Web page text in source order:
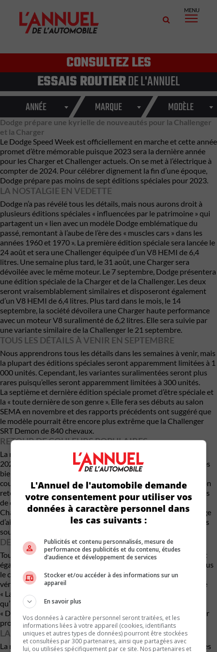
MENU
CONSULTEZ LES
ESSAIS ROUTIERDE L'ANNUEL
ANNÉE MARQUE MODÈLE
Dodge prépare une kyrielle de nouveautés pour la Challenger
et la Charger
Le Dodge Speed Week est officiellement en marche et cette année
promet d’être mémorable puisque 2023 sera la dernière année
pour les Charger et Challenger actuels. On se met à l’électrique à
compter de 2024. Pour célébrer dignement la fin d’une époque,
Dodge prépare pas moins de sept éditions spéciales pour 2023.
LA NOSTALGIE EN VEDETTE
Dodge n’a pas révélé tous les détails, mais nous aurons droit à
plusieurs éditions spéciales « influencées par le patrimoine » qui
partagent un « lien avec un modèle Dodge emblématique du
passé, remontant à l’aube de l’ère des « muscles cars » dans les
années 1960 et 1970 ». La première édition spéciale sera lancée le
24 août et sera une Challenger équipée d’un V8 HEMI de 6,4
litres. Une semaine plus tard, le 31 août, une Charger sera
dévoilée avec le même moteur. Le 7 septembre, Dodge présentera
une édition spéciale de la Charger et de la Challenger. Les deux
seront vraisemblablement similaires et disposeront également
d’un V8 HEMI de 6,4 litres. Plus tard dans le mois, le 14
septembre, la société dévoilera une Charger haute performance
avec un moteur V8 suralimenté de 6,2 litres. Elle sera suivie par
une variante similaire de la Challenger le 21 septembre.
TOUS LES DÉTAILS À VENIR EN SEPTEMBRE
Nous apprendrons tous les détails dans les semaines à venir, mais
la plupart des éditions spéciales seront apparemment limitées à 1
000 unités. Cependant, les variantes suralimentées seront plus
rares puisqu’elles seront apparemment limitées à 300 unités.
La septième et dernière édition spéciale promet d’être spéciale et
la « toute dernière de son genre ». Elle fera ses débuts au salon
SEMA en novembre et des rapports précédents ont suggéré que
le modèle pourrait être encore plus extrême que la Challenger
SRT Demon de 840 chevaux.
RETOUR DE COULEURS POPULAIRES
La marque Dodge célébrera également sa gamme de modèles
2023 en faisant revenir trois couleurs extérieures patrimoniales
bien-aimées : Bleu B5, violet Plum Crazy et vert Sublime. Une
couleur moderne populaire, le gris Destroyer, fait également son
retour. La Charger et la Challenger offriront chacune 14 options
de couleurs extérieures en 2023. Les modèles Charger et
Challenger R/T 2023 seront également dotés du nouveau badge
d’aile « 345 », un rappel du moteur HEMI® de 345 pouces cubes
sous le capot.
DES VERSIONS COMMÉMORATIVES
Tous les modèles Dodge Charger et Challenger 2023 porteront
également une plaque commémorative spéciale « Last Call » sous
le capot, faisant de chaque Charger et Challenger 2023 un
véritable véhicule de collection. La plaque en aluminium brossé
« Last Call » sous le capot comporte le nom du véhicule ainsi
qu’une silhouette du véhicule, de même que les mentions
« Designed in Auburn Hills » et « Assembled in Brampton » pour
proclamer l’origine de chaque véhicule.
LA VERSION JAILBREAK DE RETOUR
La marque étend également la portée de ses populaires modèles
L'Annuel de l'automobile demande
votre consentement pour utiliser vos
données à caractère personnel dans
les cas suivants :
Publicités et contenu personnalisés, mesure de
performance des publicités et du contenu, études
d’audience et développement de services
Stocker et/ou accéder à des informations sur un
appareil
En savoir plus
Vos données à caractère personnel seront traitées, et les
informations liées à votre appareil (cookies, identifiants
uniques et autres types de données) pourront être stockées
et consultées par 300 partenaires, ainsi que partagées avec
lui, ou utilisées spécifiquement par ce site. Nos partenaires et